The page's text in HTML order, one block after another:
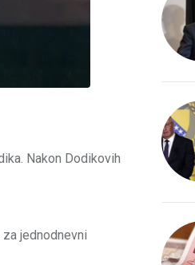
Nakon Dodikovih
jednodnevni